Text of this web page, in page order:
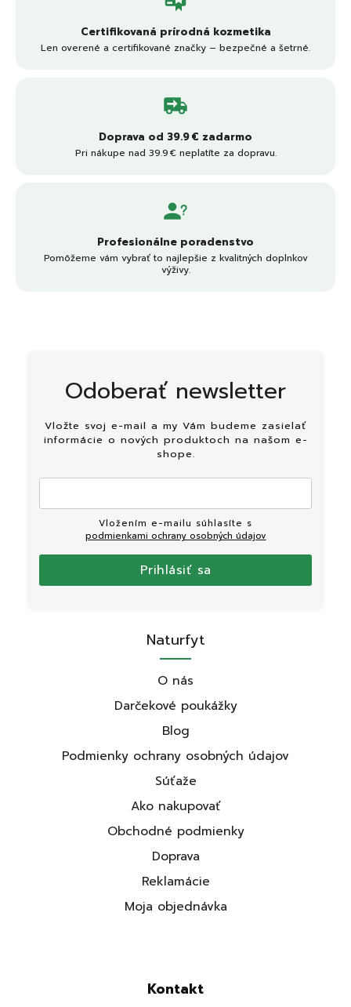
Certifikovaná prírodná kozmetika
Len overené a certifikované značky – bezpečné a šetrné.
Doprava od 39.9 € zadarmo
Pri nákupe nad 39.9 € neplatíte za dopravu.
Profesionálne poradenstvo
Pomôžeme vám vybrať to najlepšie z kvalitných doplnkov
výživy.
Odoberať newsletter
Vložte svoj e-mail a my Vám budeme zasielať
informácie o nových produktoch na našom e-
shope.
podmienkami ochrany osobných údajov
Prihlásiť sa
Naturfyt
O nás
Darčekové poukážky
Blog
Podmienky ochrany osobných údajov
Súťaže
Ako nakupovať
Obchodné podmienky
Doprava
Reklamácie
Moja objednávka
Kontakt